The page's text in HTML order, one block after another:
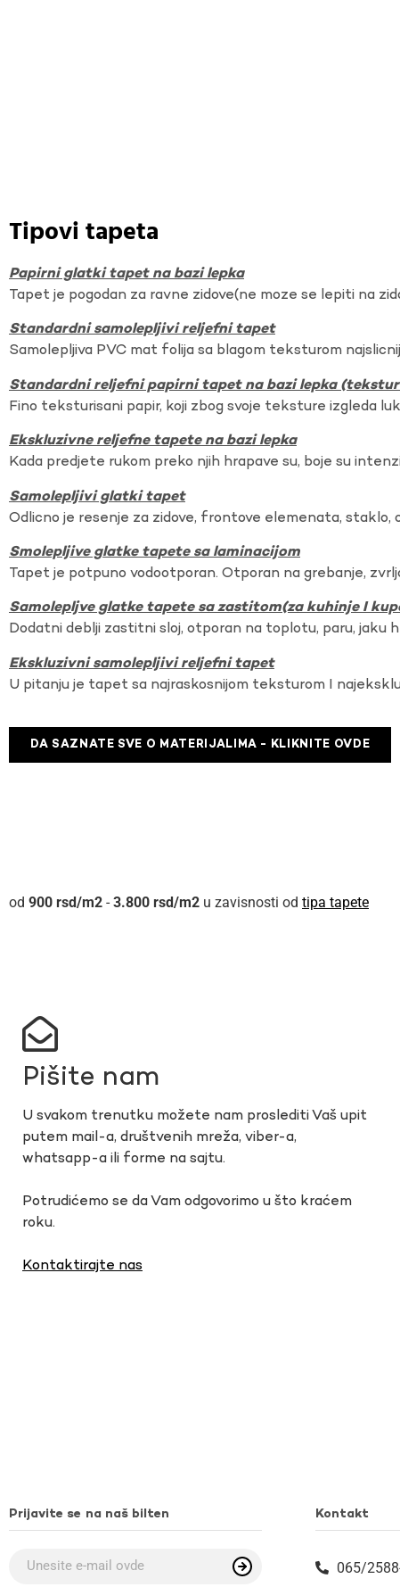
Tipovi tapeta
Papirni glatki tapet na bazi lepka
Tapet je pogodan za ravne zidove(ne moze se lepiti na
Standardni samolepljivi reljefni tapet
Samolepljiva PVC mat folija sa blagom teksturom
Standardni reljefni papirni tapet na bazi lepka
Fino teksturisani papir, koji zbog svoje teksture izgleda
Ekskluzivne reljefne tapete na bazi lepka
Kada predjete rukom preko njih hrapave su, boje su
Samolepljivi glatki tapet
Odlicno je resenje za zidove, frontove elemenata, staklo,
Smolepljive glatke tapete sa laminacijom
Tapet je potpuno vodootporan. Otporan na grebanje,
Samolepljve glatke tapete sa zastitom(za kuhinje I
Dodatni deblji zastitni sloj, otporan na toplotu, paru, jaku
Ekskluzivni samolepljivi reljefni tapet
U pitanju je tapet sa najraskosnijom teksturom I
DA SAZNATE SVE O MATERIJALIMA - KLIKNITE OVDE
900 rsd - 3.800 rsd u zavisnosti od tipa tapete
Pišite nam
U svakom trenutku možete nam proslediti Vaš upit
putem mail-a, društvenih mreža, viber-a,
whatsapp-a ili forme na sajtu.
Potrudićemo se da Vam odgovorimo u što kraćem
roku.
Kontaktirajte nas
Prijavite se na naš bilten Kontakt
065/